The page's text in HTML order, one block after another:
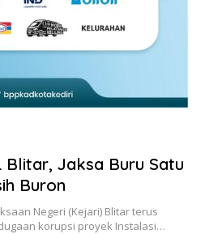
Blitar, Jaksa Buru Satu
Buron
Negeri (Kejari) Blitar terus
korupsi proyek Instalasi…